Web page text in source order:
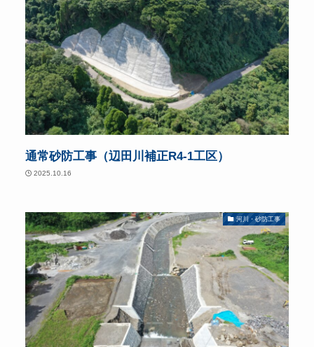
通常砂防工事（辺田川補正R4-1工区）
2025.10.16
河川・砂防工事